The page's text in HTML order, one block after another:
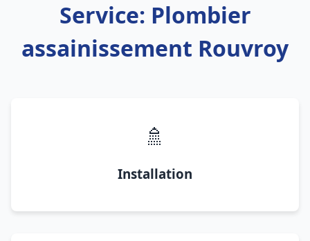
Service: Plombier
assainissement Rouvroy
🚿
Installation